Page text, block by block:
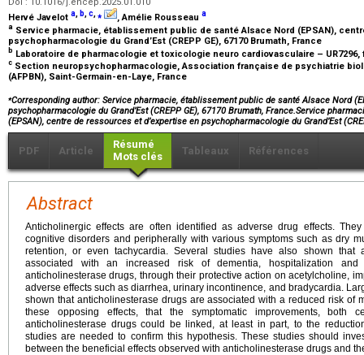
Hervé Javelot a, b,c,⁎ , Amélie Rousseau a
a Service pharmacie, établissement public de santé Alsace Nord (EPSAN),
psychopharmacologie du Grand’Est (CREPP GE), 67170 Brumath, France
b Laboratoire de pharmacologie et toxicologie neuro cardiovasculaire –
c Section neuropsychopharmacologie, Association française de psychiatrie
(AFPBN), Saint-Germain-en-Laye, France
⁎Corresponding author: Service pharmacie, établissement public de santé Alsace Nord
psychopharmacologie du Grand’Est (CREPP GE), 67170 Brumath, France.Service
(EPSAN), centre de ressources et d’expertise en psychopharmacologie du Grand’Est
PDF Article
Résumé
Mots clés
Tableaux Références
Abstract
Anticholinergic effects are often identified as adverse drug effects.
cognitive disorders and peripherally with various symptoms such as dry
retention, or even tachycardia. Several studies have also shown
associated with an increased risk of dementia, hospitalization
anticholinesterase drugs, through their protective action on acetylcholine,
adverse effects such as diarrhea, urinary incontinence, and bradycardia.
shown that anticholinesterase drugs are associated with a reduced risk of
these opposing effects, that the symptomatic improvements, both
anticholinesterase drugs could be linked, at least in part, to the
studies are needed to confirm this hypothesis. These studies should
between the beneficial effects observed with anticholinesterase drugs and